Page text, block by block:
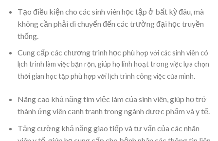
Tạo điều kiện cho các sinh viên học tập ở bất kỳ đâu, mà
không cần phải di chuyển đến các trường đại học truyền
thống.
Cung cấp các chương trình học phù hợp với các sinh viên có
lịch trình làm việc bận rộn, giúp họ linh hoạt trong việc lựa chọn
thời gian học tập phù hợp với lịch trình công việc của mình.
Nâng cao khả năng tìm việc làm của sinh viên, giúp họ trở
thành ứng viên cạnh tranh trong ngành dược phẩm và y tế.
Tăng cường khả năng giao tiếp và tư vấn của các nhân